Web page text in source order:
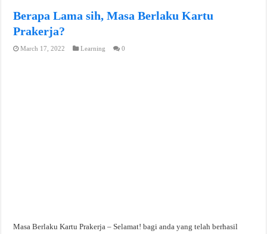
Berapa Lama sih, Masa Berlaku Kartu
Prakerja?
March 17, 2022 Learning 0
Masa Berlaku Kartu Prakerja – Selamat! bagi anda yang telah berhasil